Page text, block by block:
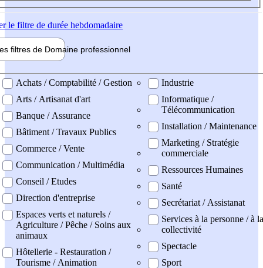
le filtre de durée hebdomadaire
filtres de Domaine professionnel
professionel
Achats / Comptabilité / Gestion
Arts / Artisanat d'art
Banque / Assurance
Bâtiment / Travaux Publics
Commerce / Vente
Communication / Multimédia
Conseil / Etudes
Direction d'entreprise
Espaces verts et naturels /
Agriculture / Pêche / Soins aux
animaux
Hôtellerie - Restauration /
Tourisme / Animation
Industrie
Informatique /
Télécommunication
Installation / Maintenance
Marketing / Stratégie
commerciale
Ressources Humaines
Santé
Secrétariat / Assistanat
Services à la personne / à la
collectivité
Spectacle
Sport